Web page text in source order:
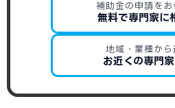
補助金の申請をお
無料で専門家に
地域・業種から
お近くの専門